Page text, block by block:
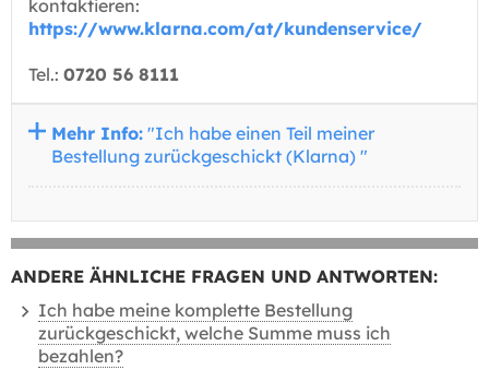
kontaktieren:
https://www.klarna.com/at/kundenservice/
Tel.: 0720 56 8111
Mehr Info: "Ich habe einen Teil meiner
Bestellung zurückgeschickt (Klarna) "
ANDERE ÄHNLICHE FRAGEN UND ANTWORTEN:
Ich habe meine komplette Bestellung
zurückgeschickt, welche Summe muss ich
bezahlen?